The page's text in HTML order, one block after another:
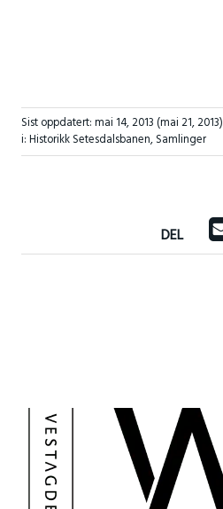
Sist oppdatert:mai 14, 2013 (mai 21, 2013)
i:Historikk Setesdalsbanen,Samlinger
DEL